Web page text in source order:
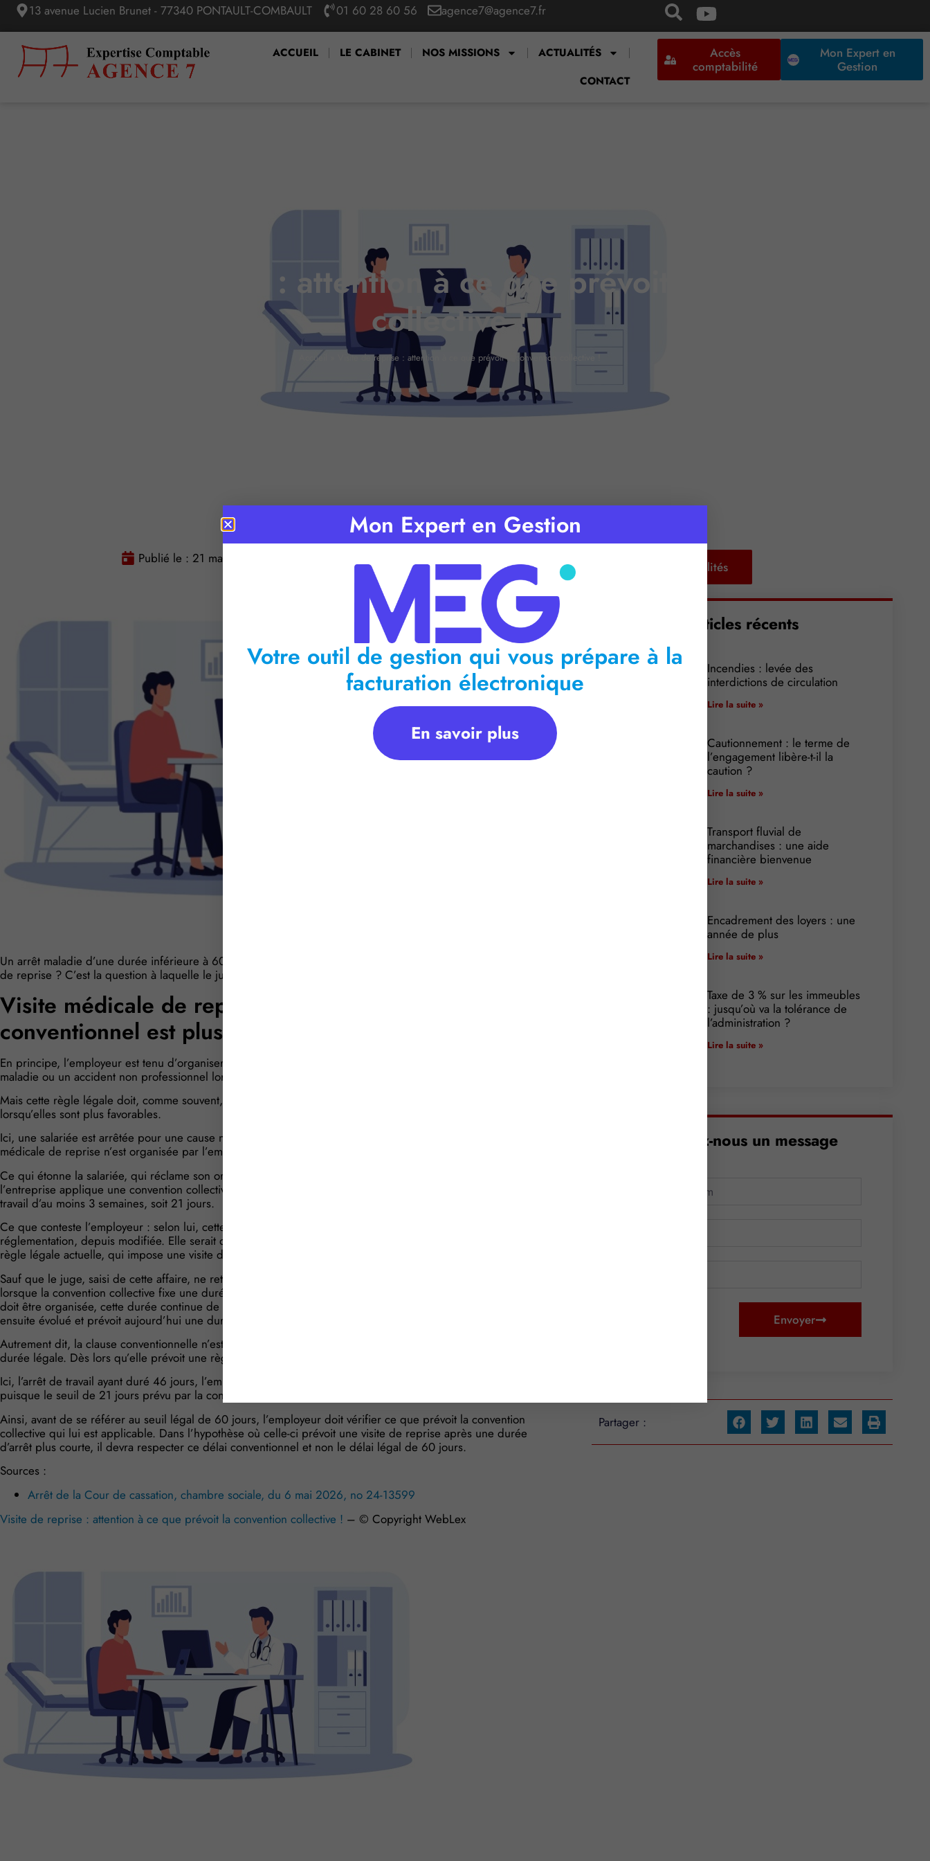
13 avenue Lucien Brunet - 77340 PONTAULT-COMBAULT 01 60 28 60 56 agence7@agence7.fr
ACCUEIL LE CABINET NOS MISSIONS
ACTUALITÉS
CONTACT
Accès
comptabilité
Mon Expert en
Gestion
Visite de reprise : attention à ce que prévoit la convention
collective !
Accueil Visite de reprise : attention à ce que prévoit la convention collective !
Publié le : 21 mai 2026
Un arrêt maladie d’une durée inférieure à 60 jours peut-il obliger l’employeur à organiser une visite médicale
de reprise ? C’est la question à laquelle le juge vient de répondre dans une affaire récemment tranchée…
Visite médicale de reprise : que faire si le délai
conventionnel est plus favorable que le délai légal ?
En principe, l’employeur est tenu d’organiser une visite médicale de reprise pour le salarié après un arrêt
maladie ou un accident non professionnel lorsque sa durée atteint au moins 60 jours.
Mais cette règle légale doit, comme souvent, être articulée avec les stipulations conventionnelles, notamment
lorsqu’elles sont plus favorables.
Ici, une salariée est arrêtée pour une cause non professionnelle durant 46 jours. À son retour, aucune visite
médicale de reprise n’est organisée par l’employeur.
Ce qui étonne la salariée, qui réclame son organisation : pour étayer sa demande, elle rappelle que
l’entreprise applique une convention collective qui prévoit une visite médicale de reprise après un arrêt de
travail d’au moins 3 semaines, soit 21 jours.
Ce que conteste l’employeur : selon lui, cette disposition conventionnelle renvoie à une ancienne
réglementation, depuis modifiée. Elle serait donc devenue caduque. Il estime qu’il faut désormais appliquer la
règle légale actuelle, qui impose une visite de reprise uniquement après 60 jours d’arrêt maladie.
Sauf que le juge, saisi de cette affaire, ne retient pas cette analyse et donne raison à la salariée : pour lui,
lorsque la convention collective fixe une durée d’absence plus courte à partir de laquelle une visite de reprise
doit être organisée, cette durée continue de s’imposer à l’employeur. Peu importe que la réglementation ait
ensuite évolué et prévoit aujourd’hui une durée plus longue.
Autrement dit, la clause conventionnelle n’est pas privée d’effet au seul motif qu’elle reprend une ancienne
durée légale. Dès lors qu’elle prévoit une règle plus favorable pour le salarié, elle doit être appliquée.
Ici, l’arrêt de travail ayant duré 46 jours, l’employeur devait donc organiser une visite médicale de reprise,
puisque le seuil de 21 jours prévu par la convention collective était dépassé.
Ainsi, avant de se référer au seuil légal de 60 jours, l’employeur doit vérifier ce que prévoit la convention
collective qui lui est applicable. Dans l’hypothèse où celle-ci prévoit une visite de reprise après une durée
d’arrêt plus courte, il devra respecter ce délai conventionnel et non le délai légal de 60 jours.
Sources :
Arrêt de la Cour de cassation, chambre sociale, du 6 mai 2026, no 24-13599
Visite de reprise : attention à ce que prévoit la convention collective ! – © Copyright WebLex
Retour aux actualités
Articles récents
Incendies : levée des
interdictions de circulation
Lire la suite »
Cautionnement : le terme de
l’engagement libère-t-il la
caution ?
Lire la suite »
Transport fluvial de
marchandises : une aide
financière bienvenue
Lire la suite »
Encadrement des loyers : une
année de plus
Lire la suite »
Taxe de 3 % sur les immeubles
: jusqu’où va la tolérance de
l’administration ?
Lire la suite »
Envoyez-nous un message
Envoyer
Partager :
Mon Expert en Gestion
Votre outil de gestion qui vous prépare à la
facturation électronique
En savoir plus